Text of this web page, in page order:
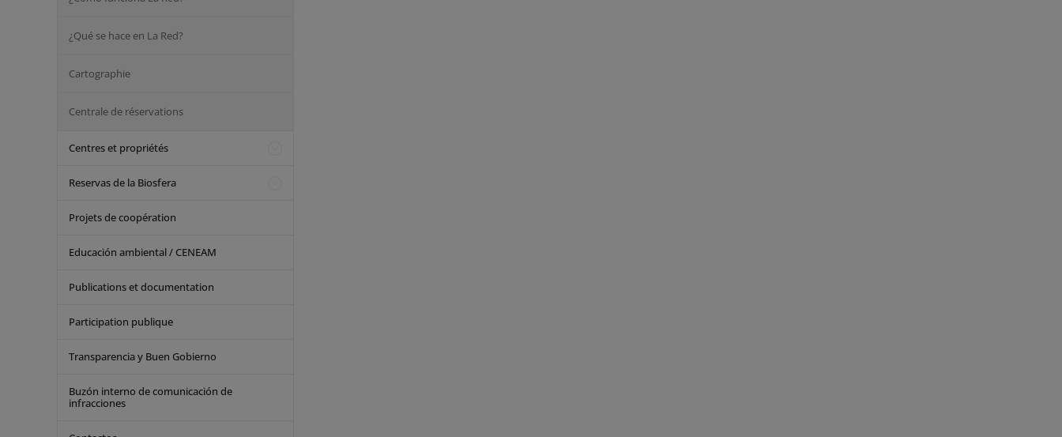
¿Qué se hace en La Red?
Cartographie
Centrale de réservations
Centres et propriétés
Reservas de la Biosfera
Projets de coopération
Educación ambiental / CENEAM
Publications et documentation
Participation publique
Transparencia y Buen Gobierno
Buzón interno de comunicación de
infracciones